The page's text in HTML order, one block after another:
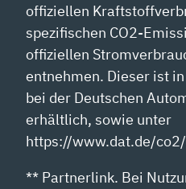
offiziellen
spezifischen CO2-
offiziellen
entnehmen. Dieser ist
bei der Deutschen
erhältlich, sowie unter
https://www.dat.de/
** Partnerlink. Bei